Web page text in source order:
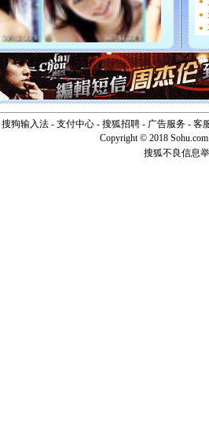
起；二
离。水
[元旦]
当
泣，这
卖了。水
[春节]风
颜！冬去
道一声平
片叶子是
送你一棵
搜狗输入法- 支付中心- 搜狐招聘- 广告服务- 客
Copyright © 2018
搜狐不良信息